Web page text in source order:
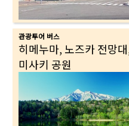
관광투어 버스
히메누마, 노즈카 전망
미사키 공원